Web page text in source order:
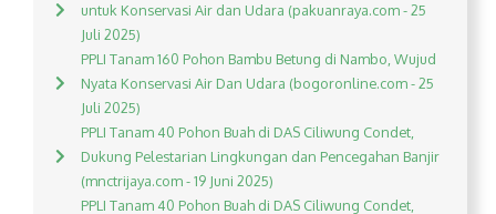
untuk Konservasi Air dan Udara (pakuanraya.com - 25
Juli 2025)
PPLI Tanam 160 Pohon Bambu Betung di Nambo, Wujud
Nyata Konservasi Air Dan Udara (bogoronline.com - 25
Juli 2025)
PPLI Tanam 40 Pohon Buah di DAS Ciliwung Condet,
Dukung Pelestarian Lingkungan dan Pencegahan Banjir
(mnctrijaya.com - 19 Juni 2025)
PPLI Tanam 40 Pohon Buah di DAS Ciliwung Condet,